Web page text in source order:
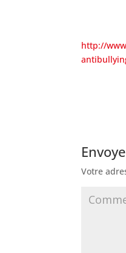
http://
Votre